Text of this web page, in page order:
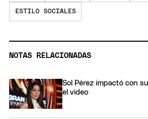
ESTILO SOCIALES
NOTAS RELACIONADAS
Sol Pérez impactó con
el video